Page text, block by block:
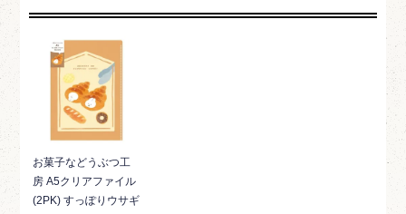
お菓子などうぶつ工
房 A5クリアファイル
(2PK) すっぽりウサギ